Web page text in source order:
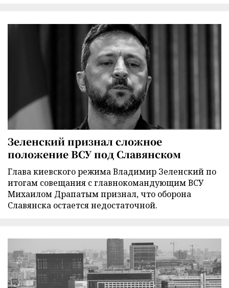
Зеленский признал сложное
положение ВСУ под Славянском
Глава киевского режима Владимир Зеленский по
итогам совещания с главнокомандующим ВСУ
Михаилом Драпатым признал, что оборона
Славянска остается недостаточной.